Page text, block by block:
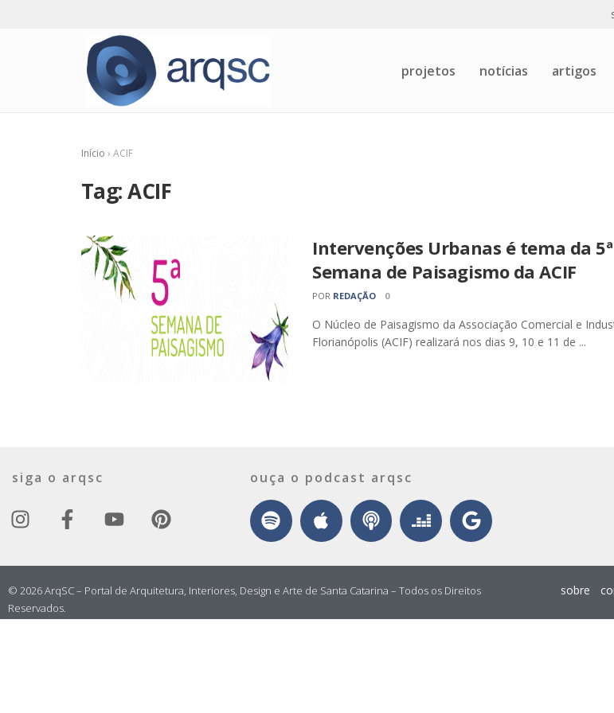
projetos notícias artigos
Início › ACIF
Tag:ACIF
Intervenções Urbanas é tema da 5ª
Semana de Paisagismo da ACIF
POR REDAÇÃO 0
O Núcleo de Paisagismo da Associação Comercial e
Florianópolis (ACIF) realizará nos dias 9, 10 e 11 de ...
siga o arqsc ouça o podcast arqsc
© 2026 ArqSC – Portal de Arquitetura, Interiores, Design e Arte de Santa Catarina – Todos os Direitos
Reservados.
sobre